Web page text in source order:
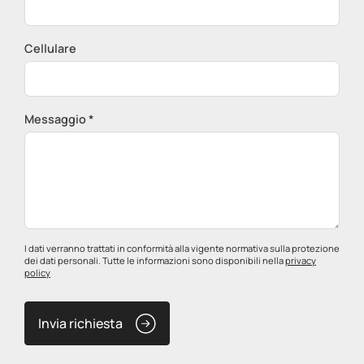
Cellulare
Messaggio *
I dati verranno trattati in conformità alla vigente normativa sulla protezione
dei dati personali. Tutte le informazioni sono disponibili nellaprivacy
policy
Invia richiesta